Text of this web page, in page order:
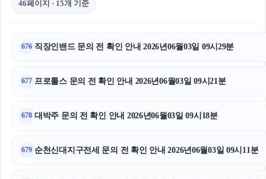
폰테크
구리하수구막힘
46페이지 · 15개 기준
676 직장인밴드 문의 전 확인 안내 2026년06월03일 09시29분
677 프로툴스 문의 전 확인 안내 2026년06월03일 09시21분
678 대박주 문의 전 확인 안내 2026년06월03일 09시18분
679 순천신대지구전세 문의 전 확인 안내 2026년06월03일 09시11분